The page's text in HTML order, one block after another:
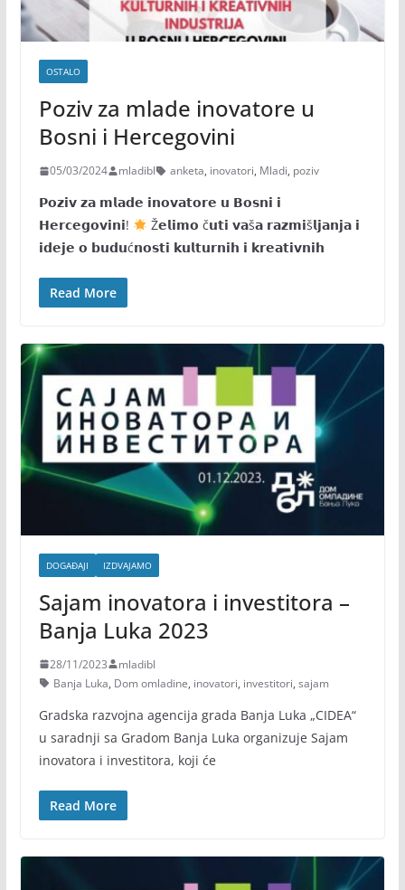
OSTALO
Poziv za mlade inovatore u
Bosni i Hercegovini
05/03/2024 mladibl anketa, inovatori, Mladi, poziv
𝗣𝗼𝘇𝗶𝘃 𝘇𝗮 𝗺𝗹𝗮𝗱𝗲 𝗶𝗻𝗼𝘃𝗮𝘁𝗼𝗿𝗲 𝘂 𝗕𝗼𝘀𝗻𝗶 𝗶
𝗛𝗲𝗿𝗰𝗲𝗴𝗼𝘃𝗶𝗻𝗶!
Ž𝗲𝗹𝗶𝗺𝗼 č𝘂𝘁𝗶 𝘃𝗮š𝗮 𝗿𝗮𝘇𝗺𝗶š𝗹𝗷𝗮𝗻𝗷𝗮 𝗶
𝗶𝗱𝗲𝗷𝗲 𝗼 𝗯𝘂𝗱𝘂ć𝗻𝗼𝘀𝘁𝗶 𝗸𝘂𝗹𝘁𝘂𝗿𝗻𝗶𝗵 𝗶 𝗸𝗿𝗲𝗮𝘁𝗶𝘃𝗻𝗶𝗵
Read More
DOGAĐAJI IZDVAJAMO
Sajam inovatora i investitora –
Banja Luka 2023
28/11/2023
mladibl
Banja Luka, Dom omladine, inovatori, investitori, sajam
Gradska razvojna agencija grada Banja Luka „CIDEA“
u saradnji sa Gradom Banja Luka organizuje Sajam
inovatora i investitora, koji će
Read More